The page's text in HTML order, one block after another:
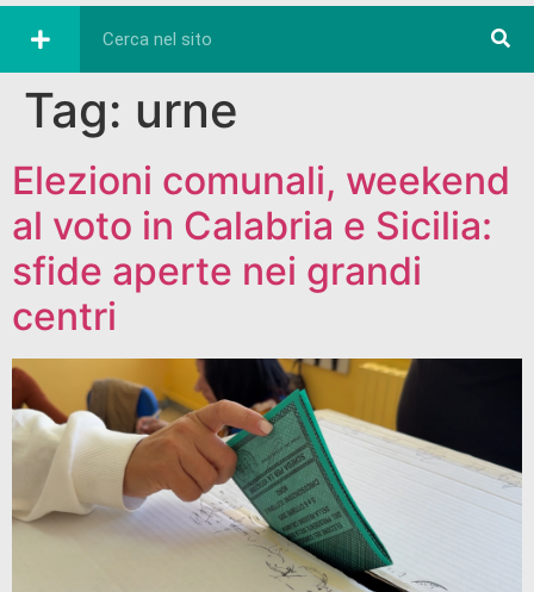
Tag: urne
Elezioni comunali, weekend
al voto in Calabria e Sicilia:
sfide aperte nei grandi
centri